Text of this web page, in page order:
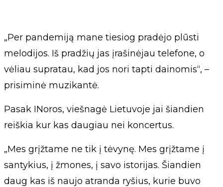
„Per pandemiją mane tiesiog pradėjo plūsti
melodijos. Iš pradžių jas įrašinėjau telefone, o
vėliau supratau, kad jos nori tapti dainomis“, –
prisiminė muzikantė.
Pasak INoros, viešnagė Lietuvoje jai šiandien
reiškia kur kas daugiau nei koncertus.
„Mes grįžtame ne tik į tėvynę. Mes grįžtame į
santykius, į žmones, į savo istorijas. Šiandien
daug kas iš naujo atranda ryšius, kurie buvo